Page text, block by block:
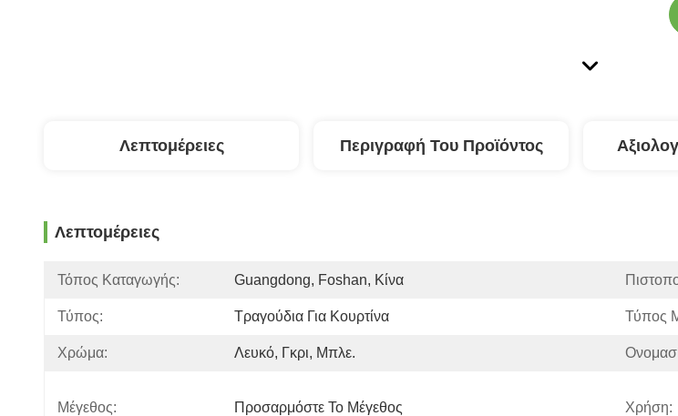
Λεπτομέρειες Περιγραφή Του Προϊόντος
Λεπτομέρειες
Τόπος Καταγωγής: Guangdong, Foshan, Κίνα
Τύπος: Τραγούδια Για Κουρτίνα Τύπος
Χρώμα: Λευκό, Γκρι, Μπλε.
Μέγεθος: Προσαρμόστε Το Μέγεθος Χρήση: